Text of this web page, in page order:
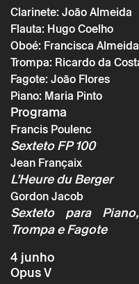
Clarinete: João Almeida
Flauta: Hugo Coelho
Oboé: Francisca Almeida
Trompa: Ricardo da
Fagote: João Flores
Piano: Maria Pinto
Programa
Francis Poulenc
Sexteto FP 100
Jean Françaix
L’Heure du Berger
Gordon Jacob
Sexteto para
Trompa e Fagote
4 junho
Opus V
* campos de preenchimento
A reserva só é válida após
Circo enviada por correio
Os seus dados pessoais
com base no seu
Ao submeter os seus
* campos de preenchimento